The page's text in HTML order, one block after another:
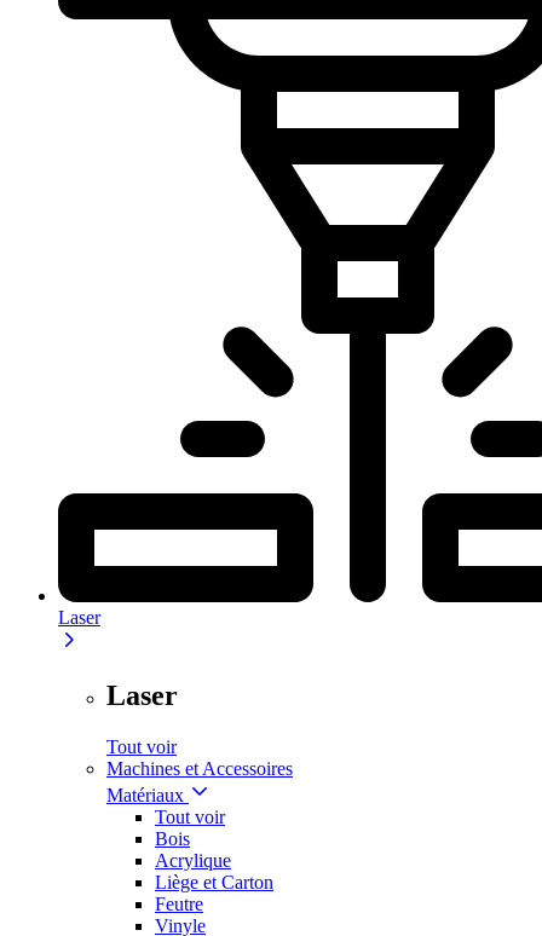
Laser
Laser
Tout voir
Machines et Accessoires
Matériaux
Tout voir
Bois
Acrylique
Liège et Carton
Feutre
Vinyle